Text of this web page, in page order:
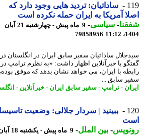
ساداتیان: تردید هایی وجود دارد که
آمریکا به ایران حمله نکرده است
-سیاسی-
9 ماه پیش - چهارشنبه 21 آبان
79858956
ساداتیان سفیر سابق ایران در انگلستان در
با خبرآنلاین اظهار داشت: «به نظرم ترامپ در
با ایران، می خواهد نشان بدهد که موفق بوده، -
سابق ...
- ترامپ -سفیر سابق ایران - خبرآنلاین-انگلستان
ببینید | سردار جلالی: وضعیت
-بین الملل-9 ماه پیش - یکشنبه 18 آبان 1404، 01:48